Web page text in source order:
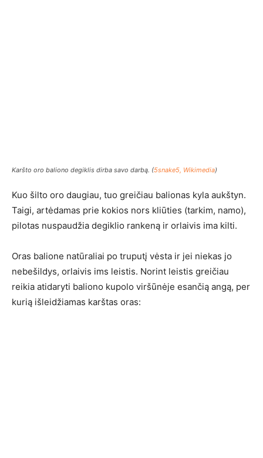
Karšto oro baliono degiklis dirba savo darbą. (5snake5, Wikimedia)
Kuo šilto oro daugiau, tuo greičiau balionas kyla aukštyn.
Taigi, artėdamas prie kokios nors kliūties (tarkim, namo),
pilotas nuspaudžia degiklio rankeną ir orlaivis ima kilti.
Oras balione natūraliai po truputį vėsta ir jei niekas jo
nebešildys, orlaivis ims leistis. Norint leistis greičiau
reikia atidaryti baliono kupolo viršūnėje esančią angą, per
kurią išleidžiamas karštas oras: